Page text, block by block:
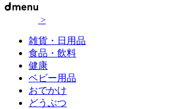
>
雑貨・日用品
食品・飲料
健康
ベビー用品
おでかけ
どうぶつ